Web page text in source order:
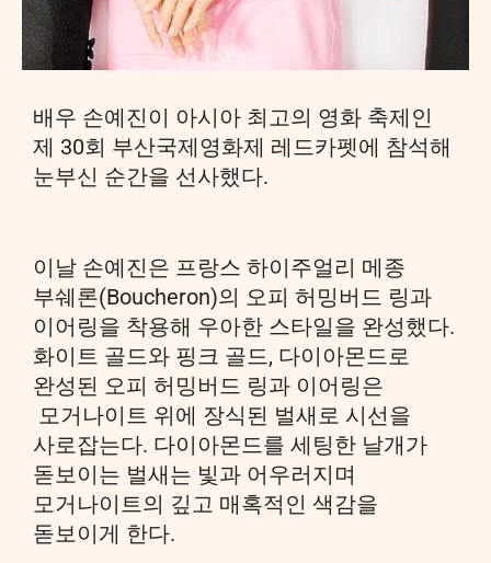
배우 손예진이 아시아 최고의 영화 축제인
제 30회 부산국제영화제 레드카펫에 참석해
눈부신 순간을 선사했다.
이날 손예진은 프랑스 하이주얼리 메종
부쉐론(Boucheron)의 오피 허밍버드 링과
이어링을 착용해 우아한 스타일을 완성했다.
화이트 골드와 핑크 골드, 다이아몬드로
완성된 오피 허밍버드 링과 이어링은
모거나이트 위에 장식된 벌새로 시선을
사로잡는다. 다이아몬드를 세팅한 날개가
돋보이는 벌새는 빛과 어우러지며
모거나이트의 깊고 매혹적인 색감을
돋보이게 한다.